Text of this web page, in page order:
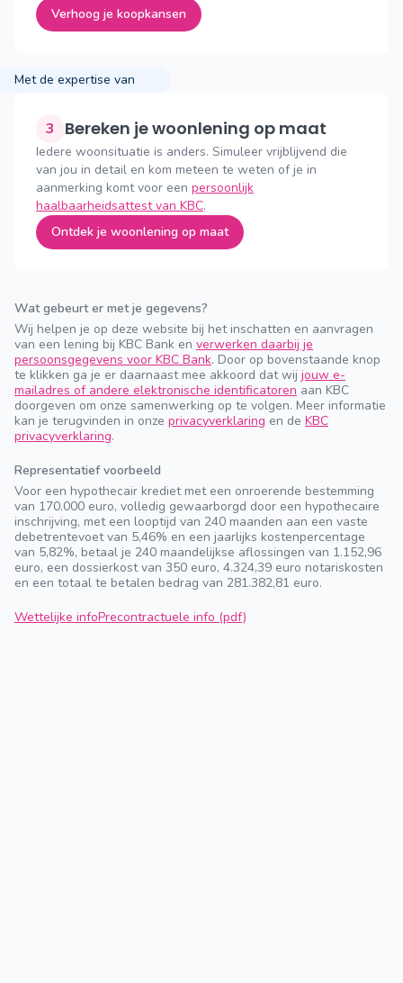
Verhoog je koopkansen
Met de expertise van
3 Bereken je woonlening op maat
Iedere woonsituatie is anders. Simuleer vrijblijvend die
van jou in detail en kom meteen te weten of je in
aanmerking komt voor een persoonlijk
haalbaarheidsattest van KBC.
Ontdek je woonlening op maat
Wat gebeurt er met je gegevens?
Wij helpen je op deze website bij het inschatten en aanvragen
van een lening bij KBC Bank en verwerken daarbij je
persoonsgegevens voor KBC Bank. Door op bovenstaande knop
te klikken ga je er daarnaast mee akkoord dat wij jouw e-
mailadres of andere elektronische identificatoren aan KBC
doorgeven om onze samenwerking op te volgen. Meer informatie
kan je terugvinden in onze privacyverklaring en de KBC
privacyverklaring.
Representatief voorbeeld
Voor een hypothecair krediet met een onroerende bestemming
van 170.000 euro, volledig gewaarborgd door een hypothecaire
inschrijving, met een looptijd van 240 maanden aan een vaste
debetrentevoet van 5,46% en een jaarlijks kostenpercentage
van 5,82%, betaal je 240 maandelijkse aflossingen van 1.152,96
euro, een dossierkost van 350 euro, 4.324,39 euro notariskosten
en een totaal te betalen bedrag van 281.382,81 euro.
Wettelijke infoPrecontractuele info (pdf)